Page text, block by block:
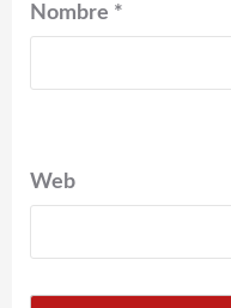
Nombre *
Web